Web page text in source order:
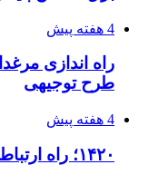
خرید بهترین قهوه |
صندوق طلا
بازار و کسب و کار